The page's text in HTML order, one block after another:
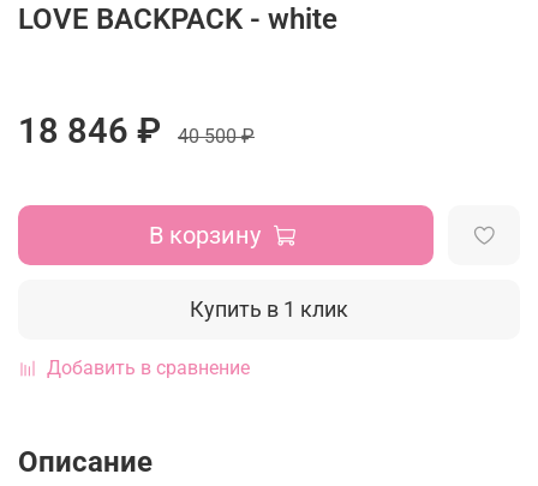
LOVE BACKPACK - white
18 846 ₽ 40 500 ₽
В корзину
Купить в 1 клик
Добавить в сравнение
Описание